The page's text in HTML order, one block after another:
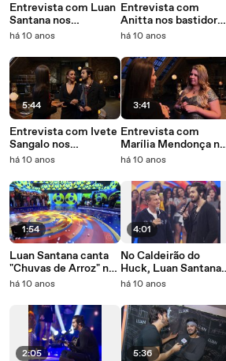
Entrevista com Luan
Santana nos
bastidores de "1977"
há 10 anos
5:44
Entrevista com Ivete
Sangalo nos
bastidores de "1977"
há 10 anos
1:54
Luan Santana canta
"Chuvas de Arroz" no
Caldeirão do Huck
há 10 anos
2:05
Entrevista com
Anitta nos bastidores
de "1977"
há 10 anos
3:41
Entrevista com
Marília Mendonça
bastidores de "1977"
há 10 anos
4:01
No Caldeirão do
Huck, Luan Santana
comenta nova fase
há 10 anos
5:36